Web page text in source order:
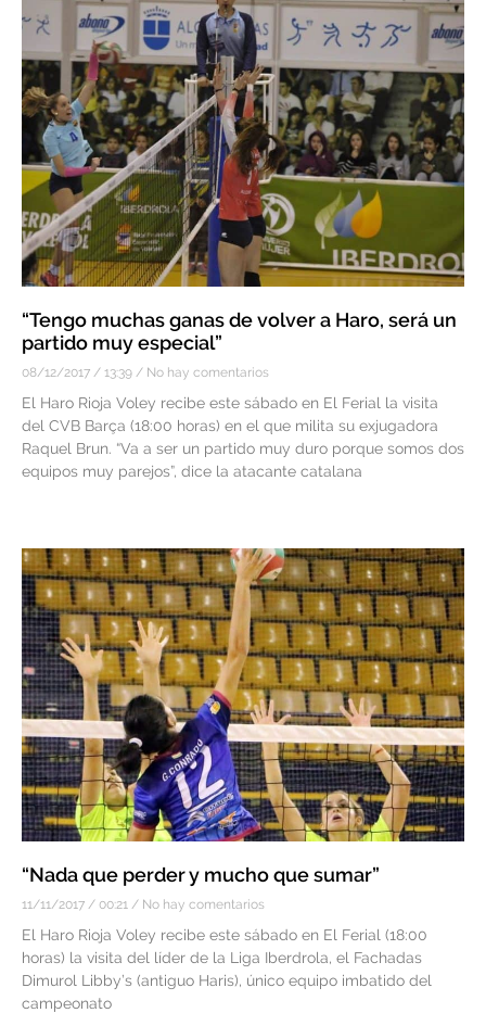
“Tengo muchas ganas de volver a Haro, será un
partido muy especial”
08/12/2017 13:39 No hay comentarios
El Haro Rioja Voley recibe este sábado en El Ferial la visita
del CVB Barça (18:00 horas) en el que milita su exjugadora
Raquel Brun. “Va a ser un partido muy duro porque somos dos
equipos muy parejos”, dice la atacante catalana
“Nada que perder y mucho que sumar”
11/11/2017 00:21 No hay comentarios
El Haro Rioja Voley recibe este sábado en El Ferial (18:00
horas) la visita del líder de la Liga Iberdrola, el Fachadas
Dimurol Libby’s (antiguo Haris), único equipo imbatido del
campeonato